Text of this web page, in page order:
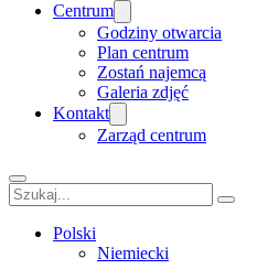
Centrum
Godziny otwarcia
Plan centrum
Zostań najemcą
Galeria zdjęć
Kontakt
Zarząd centrum
Szukaj
Polski
Niemiecki